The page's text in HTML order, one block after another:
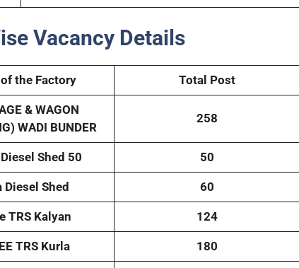
Vacancy Details
the Factory Total Post
& WAGON
WADI BUNDER
258
Shed 50 50
Diesel Shed 60
TRS Kalyan 124
TRS Kurla 180